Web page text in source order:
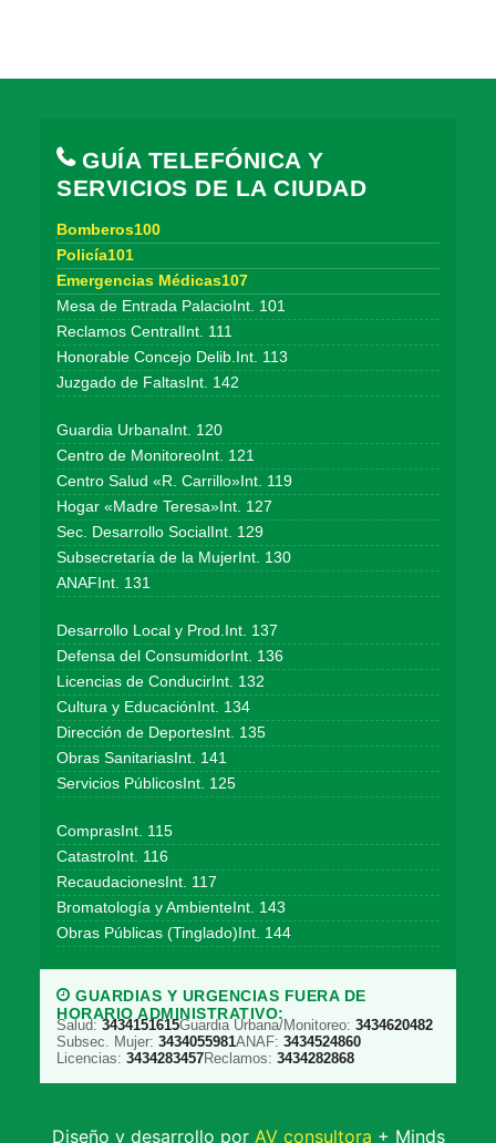
GUÍA TELEFÓNICA Y
SERVICIOS DE LA CIUDAD
Bomberos100
Policía101
Emergencias Médicas107
Mesa de Entrada PalacioInt. 101
Reclamos CentralInt. 111
Honorable Concejo Delib.Int. 113
Juzgado de FaltasInt. 142
Guardia UrbanaInt. 120
Centro de MonitoreoInt. 121
Centro Salud «R. Carrillo»Int. 119
Hogar «Madre Teresa»Int. 127
Sec. Desarrollo SocialInt. 129
Subsecretaría de la MujerInt. 130
ANAFInt. 131
Desarrollo Local y Prod.Int. 137
Defensa del ConsumidorInt. 136
Licencias de ConducirInt. 132
Cultura y EducaciónInt. 134
Dirección de DeportesInt. 135
Obras SanitariasInt. 141
Servicios PúblicosInt. 125
ComprasInt. 115
CatastroInt. 116
RecaudacionesInt. 117
Bromatología y AmbienteInt. 143
Obras Públicas (Tinglado)Int. 144
GUARDIAS Y URGENCIAS FUERA DE
HORARIO ADMINISTRATIVO:
Salud: 3434151615Guardia Urbana/Monitoreo: 3434620482
Subsec. Mujer: 3434055981ANAF: 3434524860
Licencias: 3434283457Reclamos: 3434282868
Diseño y desarrollo por AV consultora + Minds